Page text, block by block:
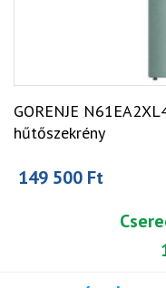
GORENJE
hűtőszekrény
149 500 Ft